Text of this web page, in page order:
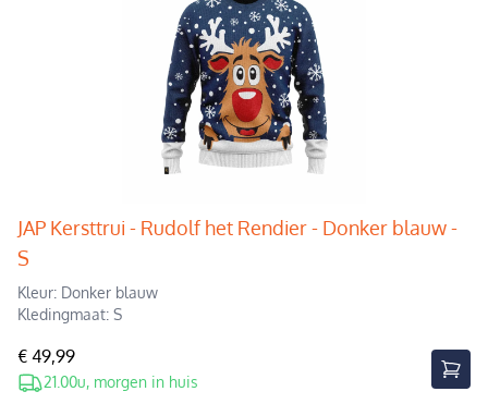
JAP Kersttrui - Rudolf het Rendier - Donker blauw -
S
Kleur: Donker blauw
Kledingmaat: S
€ 49,99
21.00u, morgen in huis